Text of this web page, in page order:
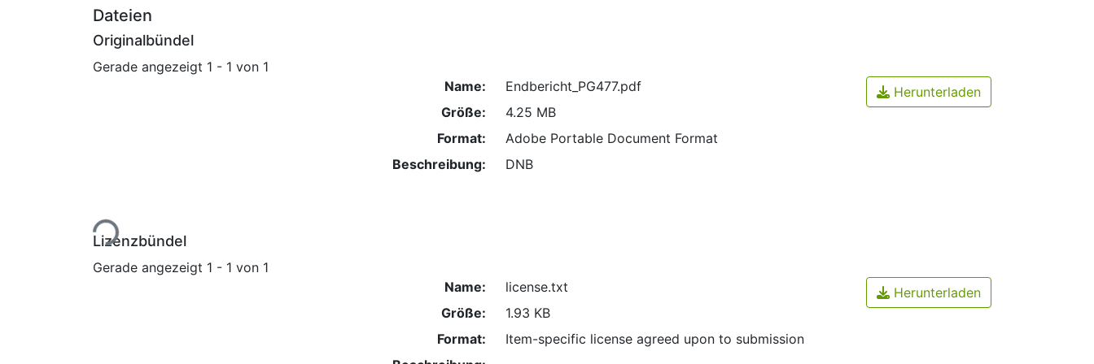
Dateien
Originalbündel
Gerade angezeigt 1 - 1 von 1
Lade...
Name:
Endbericht_PG477.pdf
Größe:
4.25 MB
Format:
Adobe Portable Document Format
Beschreibung:
DNB
Herunterladen
Lizenzbündel
Gerade angezeigt 1 - 1 von 1
Name:
license.txt
Größe:
1.93 KB
Format:
Item-specific license agreed upon to submission
Herunterladen